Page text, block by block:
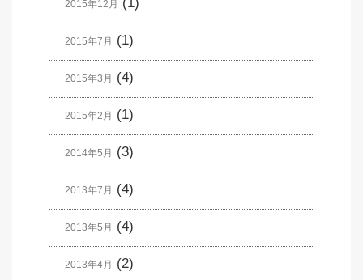
2015年12月
2015年7月 (1)
2015年3月 (4)
2015年2月 (1)
2014年5月 (3)
2013年7月 (4)
2013年5月 (4)
2013年4月 (2)